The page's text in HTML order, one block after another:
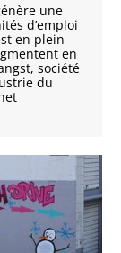
une
d’emploi
en plein
en
société
du